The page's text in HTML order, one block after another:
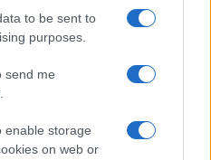
to be sent to
purposes.
send me
enable storage
on web or
$0.200